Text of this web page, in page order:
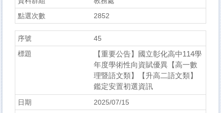
2852
45
【重要公告】國立彰化高中114學
年度學術性向資賦優異【高一數
理暨語文類】【升高二語文類】
鑑定安置初選資訊
2025/07/15